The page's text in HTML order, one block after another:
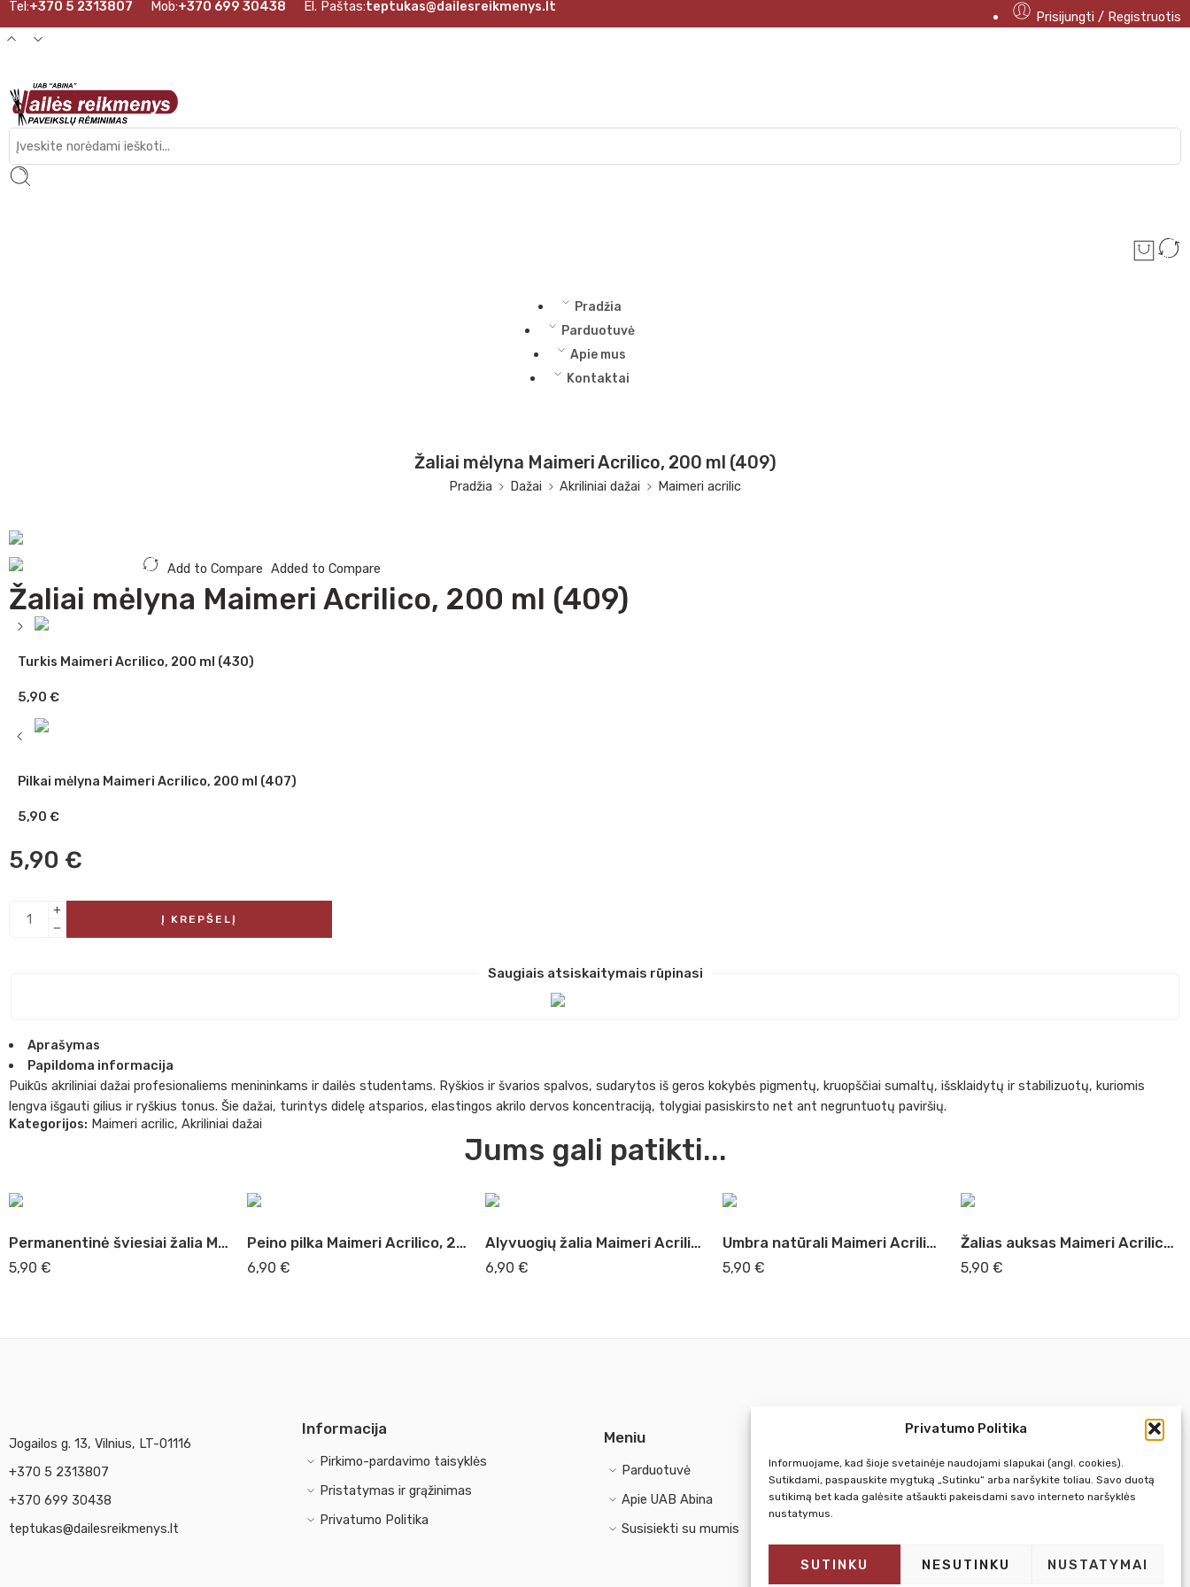
Privatumo Politika
Informuojame, kad šioje svetainėje naudojami slapukai (angl. cookies).
Sutikdami, paspauskite mygtuką „Sutinku“ arba naršykite toliau. Savo duotą
sutikimą bet kada galėsite atšaukti pakeisdami savo interneto naršyklės
nustatymus.
SUTINKU NESUTINKU NUSTATYMAI
Tel:+370 5 2313807 Mob:+370 699 30438 El. Paštas:teptukas@dailesreikmenys.lt
Prisijungti / Registruotis
Pradžia
Parduotuvė
Apie mus
Kontaktai
Žaliai mėlyna Maimeri Acrilico, 200 ml (409)
Pradžia Dažai Akriliniai dažai Maimeri acrilic
Add to Compare Added to Compare
Žaliai mėlyna Maimeri Acrilico, 200 ml (409)
Turkis Maimeri Acrilico, 200 ml (430)
5,90 €
Pilkai mėlyna Maimeri Acrilico, 200 ml (407)
5,90 €
5,90 €
Į KREPŠELĮ
Saugiais atsiskaitymais rūpinasi
Aprašymas
Papildoma informacija
Puikūs akriliniai dažai profesionaliems menininkams ir dailės studentams. Ryškios ir švarios spalvos, sudarytos iš geros kokybės pigmentų, kruopščiai sumaltų, išsklaidytų ir stabilizuotų, kuriomis
lengva išgauti gilius ir ryškius tonus. Šie dažai, turintys didelę atsparios, elastingos akrilo dervos koncentraciją, tolygiai pasiskirsto net ant negruntuotų paviršių.
Kategorijos: Maimeri acrilic, Akriliniai dažai
Jums gali patikti...
Permanentinė šviesiai žalia Maimeri Acrilico, 200 ml (339)
5,90 €
Peino pilka Maimeri Acrilico, 200 ml (514)
6,90 €
Alyvuogių žalia Maimeri Acrilico, 200 ml (331)
6,90 €
Umbra natūrali Maimeri Acrilico, 200 ml (493)
5,90€
Žalias auksas Maimeri Acrilico, 200 ml (333)
5,90€
Jogailos g. 13, Vilnius, LT-01116
+370 5 2313807
+370 699 30438
teptukas@dailesreikmenys.lt
Informacija
Pirkimo-pardavimo taisyklės
Pristatymas ir grąžinimas
Privatumo Politika
Meniu
Parduotuvė
Apie UAB Abina
Susisiekti su mumis
10:00 - 18:00
Šeštadienį
10:00 - 14:00
Sekmadienį
NEDIRBAME